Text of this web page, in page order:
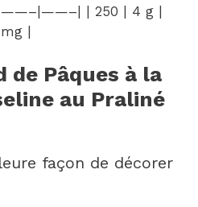
| 250 | 4 g |
|
de Pâques à la
au Praliné
façon de décorer